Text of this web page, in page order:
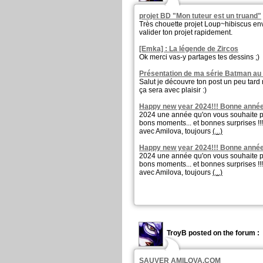
projet BD "Mon tuteur est un truand"
Très chouette projet Loup~hibiscus
valider ton projet rapidement.
[Emka] : La légende de Zircos
Ok merci vas-y partages tes dessins ;)
Présentation de ma série Batman
Salut je découvre ton post un peu
ça sera avec plaisir :)
Happy new year 2024!!! Bonne
2024 une année qu'on vous souhaite
bons moments... et bonnes surprises
avec Amilova, toujours (...)
Happy new year 2024!!! Bonne
2024 une année qu'on vous souhaite
bons moments... et bonnes surprises
avec Amilova, toujours (...)
TroyB posted on the forum :
SAUVER AMILOVA.COM